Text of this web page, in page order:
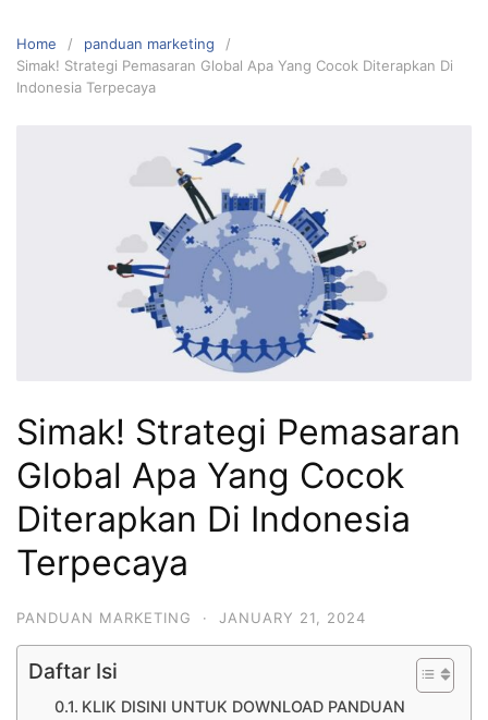
Home
panduan marketing
Simak! Strategi Pemasaran Global Apa Yang Cocok Diterapkan Di
Indonesia Terpecaya
Simak! Strategi Pemasaran
Global Apa Yang Cocok
Diterapkan Di Indonesia
Terpecaya
PANDUAN MARKETING · JANUARY 21, 2024
Daftar Isi
KLIK DISINI UNTUK DOWNLOAD PANDUAN